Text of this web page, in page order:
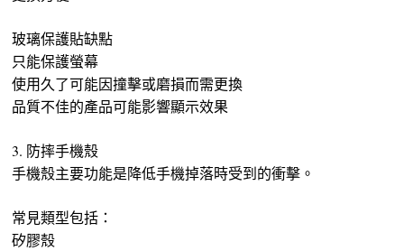
玻璃保護貼缺點
只能保護螢幕
使用久了可能因撞擊或磨損而需更換
品質不佳的產品可能影響顯示效果
3. 防摔手機殼
手機殼主要功能是降低手機掉落時受到的衝擊。
常見類型包括：
矽膠殼